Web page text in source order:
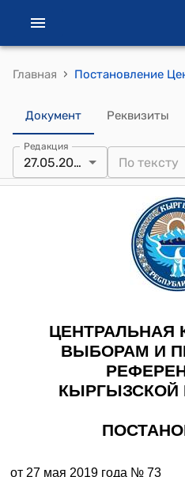
Главная ›
Документ Реквизиты
Редакция
27.05.2019